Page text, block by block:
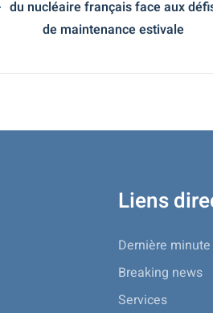
du nucléaire français face aux
de maintenance estivale
Liens
Dernière minute
Breaking news
Services